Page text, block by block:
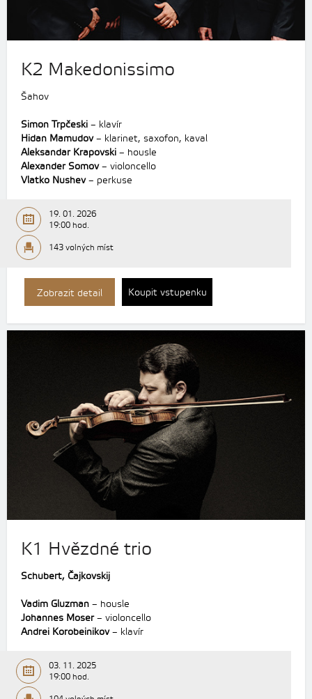
K2 Makedonissimo
Šahov
Simon Trpčeski – klavír
Hidan Mamudov– klarinet, saxofon, kaval
Aleksandar Krapovski – housle
Alexander Somov– violoncello
Vlatko Nushev– perkuse
19. 01. 2026
19:00 hod.
143 volných míst
Zobrazit detail Koupit vstupenku
K1 Hvězdné trio
Schubert, Čajkovskij
Vadim Gluzman – housle
Johannes Moser– violoncello
Andrei Korobeinikov– klavír
03. 11. 2025
19:00 hod.